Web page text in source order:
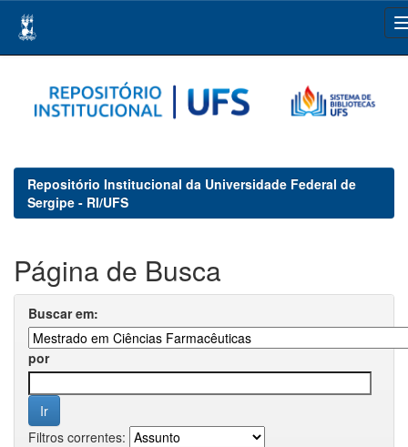
navigation
Repositório Institucional da Universidade Federal de
Sergipe - RI/UFS
Página de Busca
Buscar em:
por
Filtros correntes: